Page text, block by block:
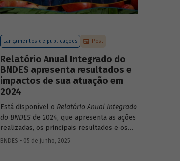
Lançamentos de publicações Post
Relatório Anual Integrado do
BNDES apresenta resultados e
impactos de sua atuação em
2024
Está disponível o Relatório Anual Integrado
do BNDES de 2024, que apresenta as ações
realizadas, os principais resultados e os
impactos de sua atuação no ano passado. O
BNDES • 05 de junho, 2025